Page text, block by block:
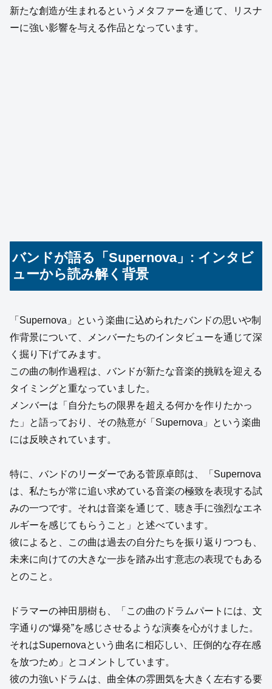
新たな創造が生まれるというメタファーを通じて、リスナ
ーに強い影響を与える作品となっています。
バンドが語る「Supernova」: インタビ
ューから読み解く背景
「Supernova」という楽曲に込められたバンドの思いや制
作背景について、メンバーたちのインタビューを通じて深
く掘り下げてみます。
この曲の制作過程は、バンドが新たな音楽的挑戦を迎える
タイミングと重なっていました。
メンバーは「自分たちの限界を超える何かを作りたかっ
た」と語っており、その熱意が「Supernova」という楽曲
には反映されています。
特に、バンドのリーダーである菅原卓郎は、「Supernova
は、私たちが常に追い求めている音楽の極致を表現する試
みの一つです。それは音楽を通じて、聴き手に強烈なエネ
ルギーを感じてもらうこと」と述べています。
彼によると、この曲は過去の自分たちを振り返りつつも、
未来に向けての大きな一歩を踏み出す意志の表現でもある
とのこと。
ドラマーの神田朋樹も、「この曲のドラムパートには、文
字通りの“爆発”を感じさせるような演奏を心がけました。
それはSupernovaという曲名に相応しい、圧倒的な存在感
を放つため」とコメントしています。
彼の力強いドラムは、曲全体の雰囲気を大きく左右する要